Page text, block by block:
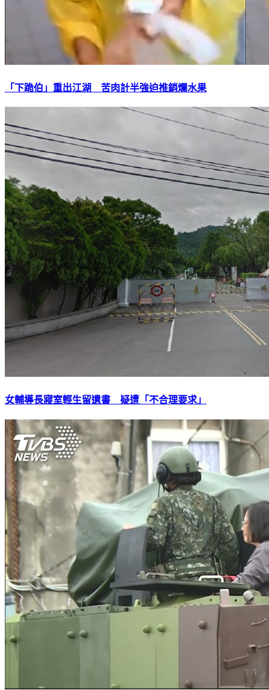
「下跪伯」重出江湖 苦肉計半強迫推銷爛水果
女輔導長寢室輕生留遺書 疑遭「不合理要求」